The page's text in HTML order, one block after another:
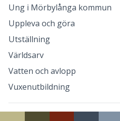
Ung i Mörbylånga kommun
Uppleva och göra
Utställning
Världsarv
Vatten och avlopp
Vuxenutbildning